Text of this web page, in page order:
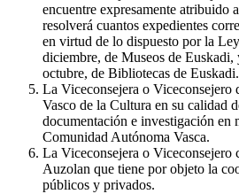
encuentre expresamente atribuido
resolverá cuantos expedientes
en virtud de lo dispuesto por la
diciembre, de Museos de
octubre, de Bibliotecas de Euskadi.
La Viceconsejera o Viceconsejero
Vasco de la Cultura en su calidad
documentación e investigación en
Comunidad Autónoma Vasca.
La Viceconsejera o Viceconsejero
Auzolan que tiene por objeto la
públicos y privados.